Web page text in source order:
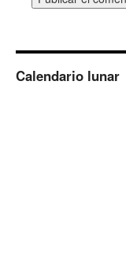
Calendario lunar